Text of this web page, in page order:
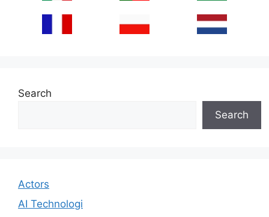
Search
Search
Actors
AI Technologi